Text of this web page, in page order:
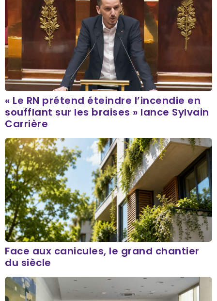
« Le RN prétend éteindre l’incendie en
soufflant sur les braises » lance Sylvain
Carrière
Face aux canicules, le grand chantier
du siècle